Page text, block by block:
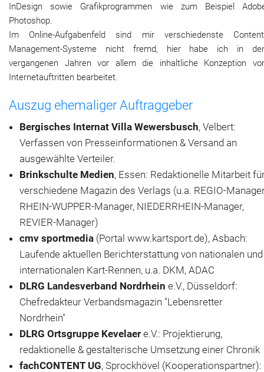
InDesign sowie Grafikprogrammen wie zum Beispiel
Photoshop.
Im Online-Aufgabenfeld sind mir verschiedenste
Management-Systeme nicht fremd, hier habe ich in
vergangenen Jahren vor allem die inhaltliche Konzeption
Internetauftritten bearbeitet.
Auszug ehemaliger Auftraggeber
Bergisches Internat Villa Wewersbusch, Velbert:
Verfassen von Presseinformationen & Versand an
ausgewählte Verteiler.
Brinkschulte Medien, Essen: Redaktionelle Mitarbeit
verschiedene Magazin des Verlags (u.a. REGIO-
RHEIN-WUPPER-Manager, NIEDERRHEIN-Manager,
REVIER-Manager)
cmv sportmedia(Portal www.kartsport.de), Asbach:
Laufende aktuellen Berichterstattung von nationalen und
internationalen Kart-Rennen, u.a. DKM, ADAC
DLRG Landesverband Nordrhein e.V., Düsseldorf:
Chefredakteur Verbandsmagazin "Lebensretter
Nordrhein"
DLRG Ortsgruppe Kevelaere.V.: Projektierung,
redaktionelle & gestalterische Umsetzung einer Chronik
fachCONTENT UG, Sprockhövel (Kooperationspartner):